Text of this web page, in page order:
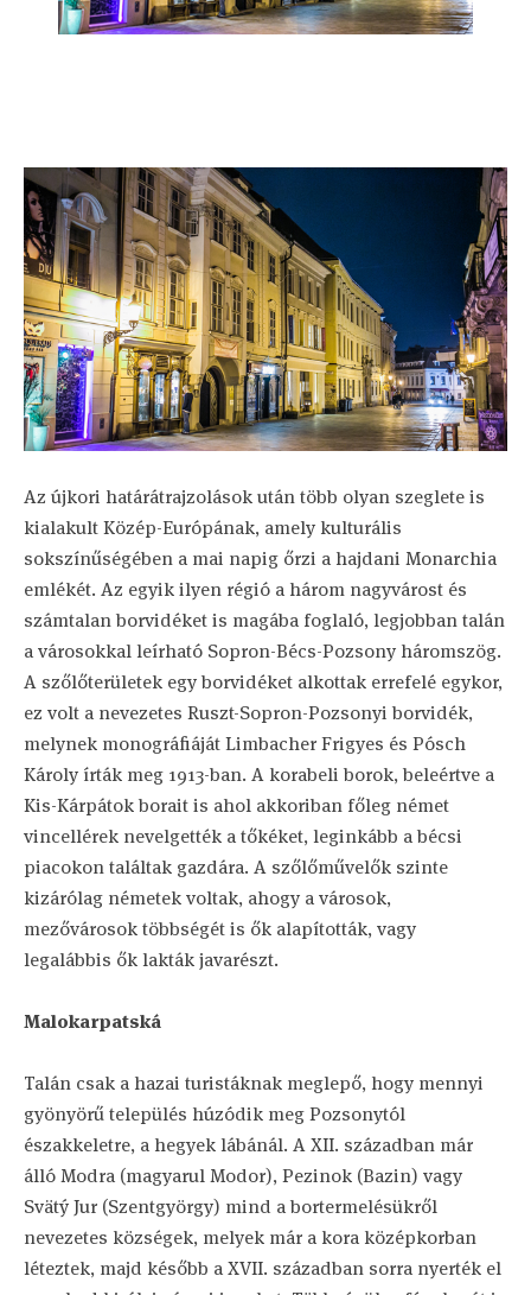
Az újkori határátrajzolások után több olyan szeglete is
kialakult Közép-Európának, amely kulturális
sokszínűségében a mai napig őrzi a hajdani Monarchia
emlékét. Az egyik ilyen régió a három nagyvárost és
számtalan borvidéket is magába foglaló, legjobban talán
a városokkal leírható Sopron-Bécs-Pozsony háromszög.
A szőlőterületek egy borvidéket alkottak errefelé egykor,
ez volt a nevezetes Ruszt-Sopron-Pozsonyi borvidék,
melynek monográfiáját Limbacher Frigyes és Pósch
Károly írták meg 1913-ban. A korabeli borok, beleértve a
Kis-Kárpátok borait is ahol akkoriban főleg német
vincellérek nevelgették a tőkéket, leginkább a bécsi
piacokon találtak gazdára. A szőlőművelők szinte
kizárólag németek voltak, ahogy a városok,
mezővárosok többségét is ők alapították, vagy
legalábbis ők lakták javarészt.
Malokarpatská
Talán csak a hazai turistáknak meglepő, hogy mennyi
gyönyörű település húzódik meg Pozsonytól
északkeletre, a hegyek lábánál. A XII. században már
álló Modra (magyarul Modor), Pezinok (Bazin) vagy
Svätý Jur (Szentgyörgy) mind a bortermelésükről
nevezetes községek, melyek már a kora középkorban
léteztek, majd később a XVII. században sorra nyerték el